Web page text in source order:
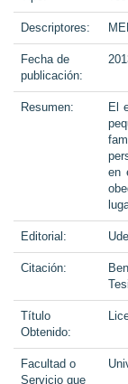
Descriptores:
Fecha de
publicación:
Resumen:
El
en
Editorial:
Citación:
Título
Obtenido:
Facultad o
Servicio que